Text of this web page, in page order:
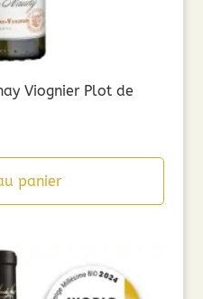
Viognier Plot de
panier